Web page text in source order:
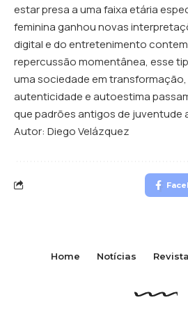
estar presa a uma faixa etária
feminina ganhou novas
digital e do entretenimento
repercussão momentânea, esse
uma sociedade em
autenticidade e autoestima
que padrões antigos de juventude
Autor: Diego Velázquez
Home Notícias Revista